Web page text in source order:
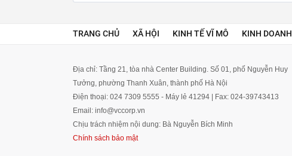
TRANG CHỦ XÃ HỘI KINH TẾ VĨ MÔ KINH DOANH
Địa chỉ: Tầng 21, tòa nhà Center Building. Số 01, phố Nguyễn Huy
Tưởng, phường Thanh Xuân, thành phố Hà Nội
Điện thoại: 024 7309 5555 - Máy lẻ 41294 | Fax: 024-39743413
Email: info@vccorp.vn
Chịu trách nhiệm nội dung: Bà Nguyễn Bích Minh
Chính sách bảo mật